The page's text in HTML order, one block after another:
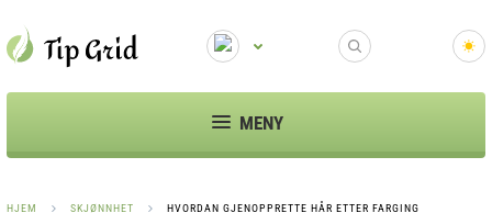
MENY
HJEM SKJØNNHET HVORDAN GJENOPPRETTE HÅR ETTER FARGING